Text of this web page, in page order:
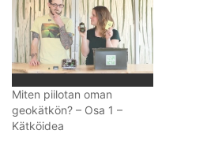
Miten piilotan oman
geokätkön? – Osa 1 –
Kätköidea